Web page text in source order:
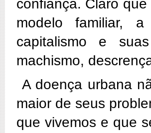
confiança. Claro
modelo familiar,
capitalismo e
machismo,
A doença urbana
maior de seus
que vivemos e que